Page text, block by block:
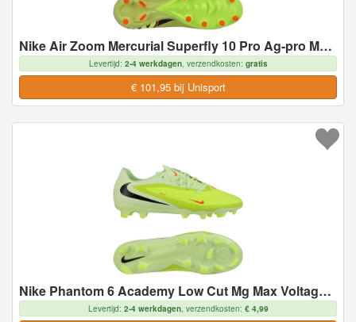
Nike Air Zoom Mercurial Superfly 10 Pro Ag-pro Max Voltage - Geel/neon/oranje - Kunstgras (Ag), maat 45½
Levertijd: 2-4 werkdagen, verzendkosten: gratis
€ 101,95 bij Unisport
Nike Phantom 6 Academy Low Cut Mg Max Voltage - Geel/zwart/oranje - Multi Ground (Mg), maat 43
Levertijd: 2-4 werkdagen, verzendkosten: € 4,99